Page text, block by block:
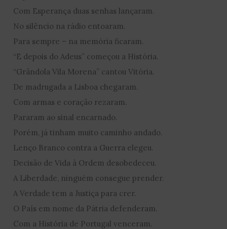
Com Esperança duas senhas lançaram.
No silêncio na rádio entoaram.
Para sempre – na memória ficaram.
“E depois do Adeus” começou a História.
“Grândola Vila Morena” cantou Vitória.
De madrugada a Lisboa chegaram.
Com armas e coração rezaram.
Pararam ao sinal encarnado.
Porém, já tinham muito caminho andado.
Lenço Branco contra a Guerra elegeu.
Decisão de Vida à Ordem desobedeceu.
A Liberdade, ninguém consegue prender.
A Verdade tem a Justiça para crer.
O País em nome da Pátria defenderam.
Com a História de Portugal venceram.